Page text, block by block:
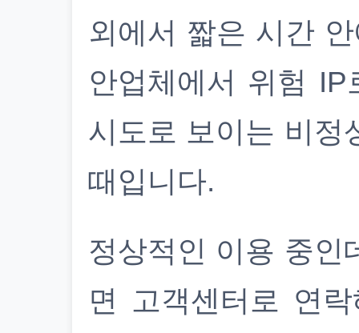
외에서 짧은 시간
안업체에서 위험
시도로 보이는 비정
때입니다.
정상적인 이용 중인
면 고객센터로 연